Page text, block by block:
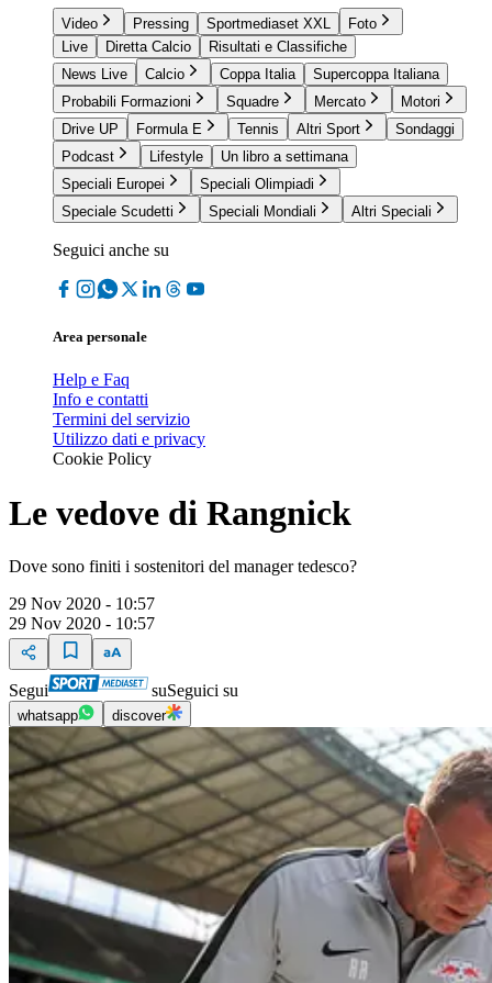
Video Pressing Sportmediaset XXL
Foto
Live
Diretta Calcio
Risultati e Classifiche
News Live
Calcio Coppa Italia
Supercoppa Italiana
Probabili Formazioni
Squadre Mercato
Motori
Drive UP
Formula E Tennis Altri Sport
Sondaggi
Podcast
Lifestyle
Un libro a settimana
Speciali Europei
Speciali Olimpiadi
Speciale Scudetti
Speciali Mondiali Altri Speciali
Seguici anche su
Area personale
Help e Faq
Info e contatti
Termini del servizio
Utilizzo dati e privacy
Cookie Policy
Le vedove di Rangnick
Dove sono finiti i sostenitori del manager tedesco?
29 Nov 2020 - 10:57
29 Nov 2020 - 10:57
Segui suSeguici su
whatsapp discover